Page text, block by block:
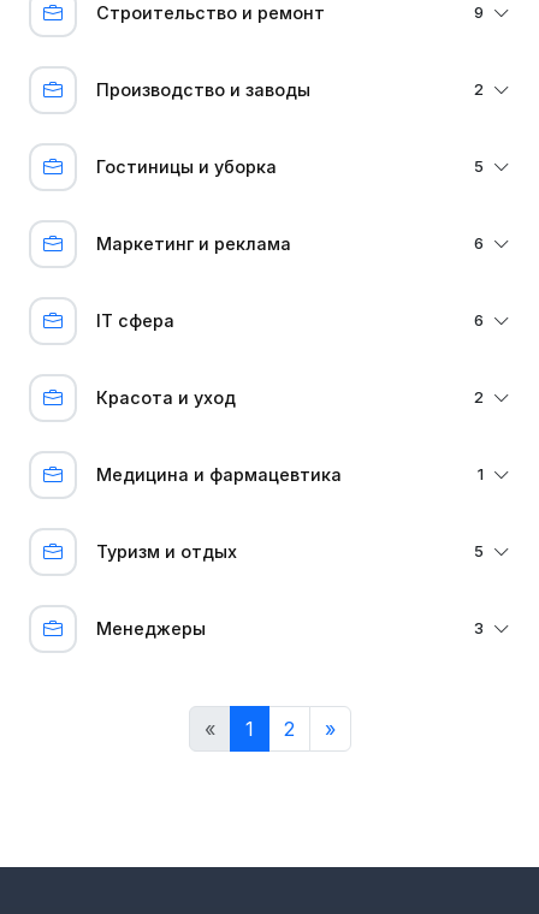
Строительство и ремонт 9
Производство и заводы 2
Гостиницы и уборка 5
Маркетинг и реклама 6
IT сфера 6
Красота и уход 2
Медицина и фармацевтика 1
Туризм и отдых 5
Менеджеры 3
« 1 2 »